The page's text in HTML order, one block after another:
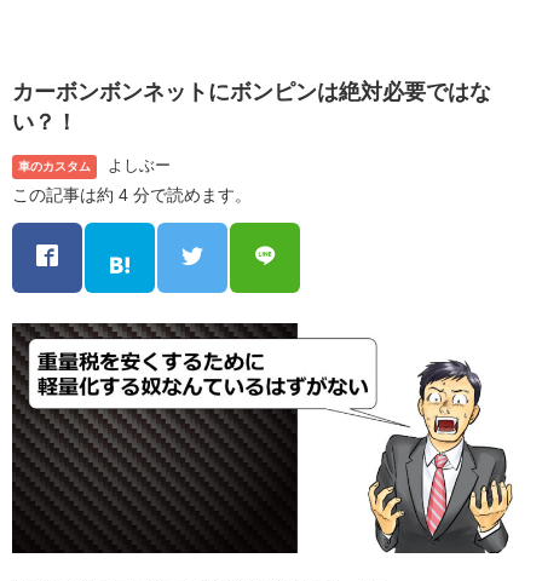
カーボンボンネットにボンピンは絶対必要ではな
い？！
車のカスタム よしぶー
この記事は約 4 分で読めます。